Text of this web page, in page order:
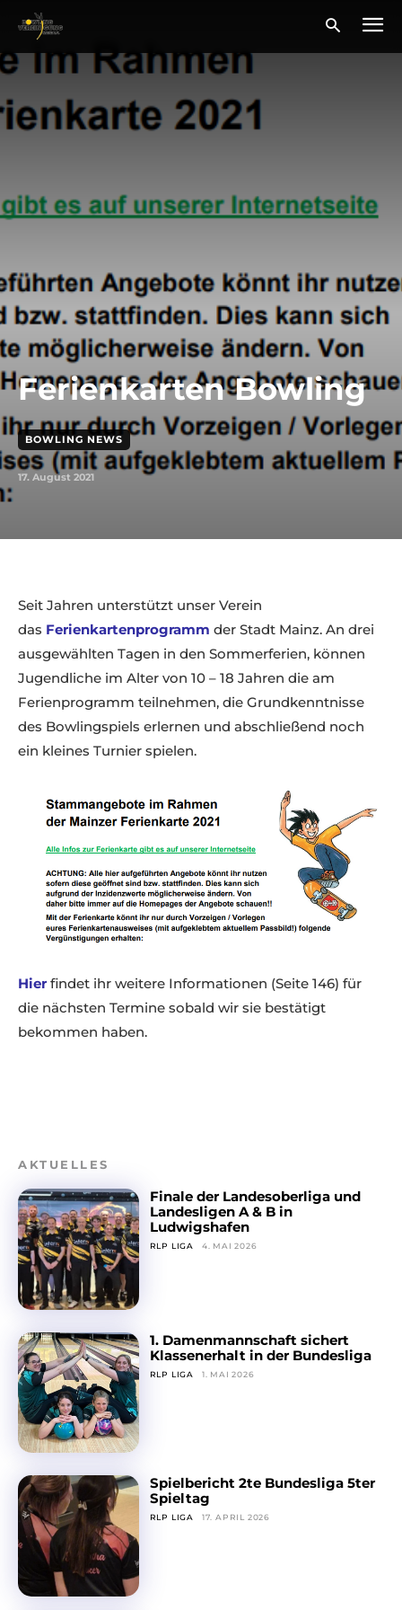
Ferienkarten Bowling
BOWLING NEWS
17. August 2021
Seit Jahren unterstützt unser Verein
das Ferienkartenprogramm der Stadt Mainz. An drei
ausgewählten Tagen in den Sommerferien, können
Jugendliche im Alter von 10 – 18 Jahren die am
Ferienprogramm teilnehmen, die Grundkenntnisse
des Bowlingspiels erlernen und abschließend noch
ein kleines Turnier spielen.
Hier findet ihr weitere Informationen (Seite 146) für
die nächsten Termine sobald wir sie bestätigt
bekommen haben.
AKTUELLES
Finale der Landesoberliga und
Landesligen A & B in
Ludwigshafen
RLP LIGA 4. MAI 2026
1. Damenmannschaft sichert
Klassenerhalt in der Bundesliga
RLP LIGA 1. MAI 2026
Spielbericht 2te Bundesliga 5ter
Spieltag
RLP LIGA 17. APRIL 2026